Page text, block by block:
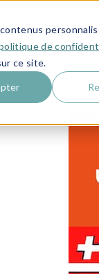
de
ce site.
FOR
SHOWSOCIÉTÉ